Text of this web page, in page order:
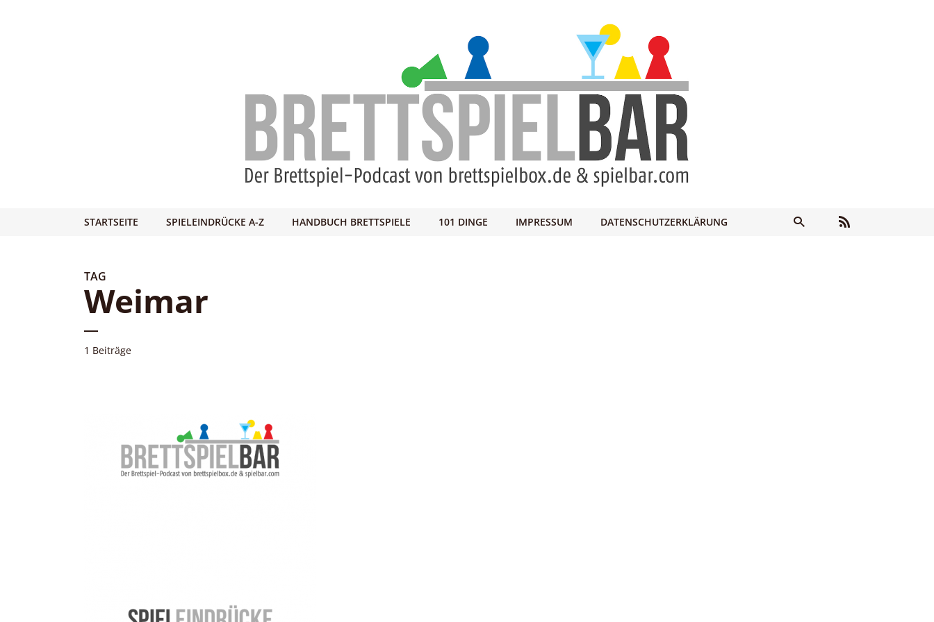
STARTSEITE SPIELEINDRÜCKE A-Z HANDBUCH BRETTSPIELE 101 DINGE IMPRESSUM DATENSCHUTZERKLÄRUNG
TAG
Weimar
1 Beiträge